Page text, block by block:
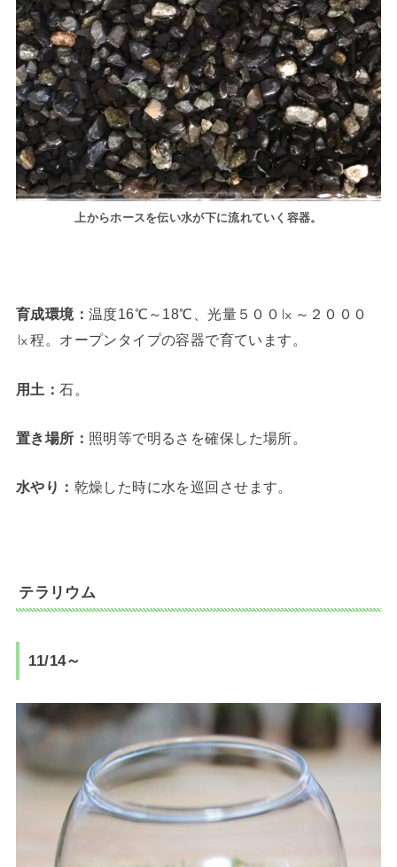
上からホースを伝い水が下に流れてい く 容器。
育成環境： 温度16℃～18℃、光量５００㏓～２０００
㏓程。オープンタイプの容器で育ています。
用土：石。
置き場所： 照明等で明るさを確保した場所。
水やり： 乾燥した時に水を巡回させます。
テラリウム
11/14～